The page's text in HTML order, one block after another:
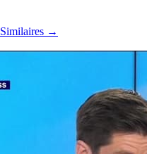
Similaires →